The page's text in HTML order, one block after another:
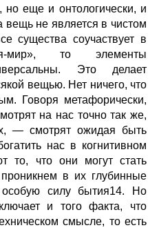
но еще и онтологически, и
вещь не является в чистом
существа соучаствует в
мир», то элементы
Это делает
вещью. Нет ничего, что
Говоря метафорически,
на нас точно так же,
— смотрят ожидая быть
нас в когнитивном
то, что они могут стать
в их глубинные
силу бытия14. Но
и того факта, что
смысле, то есть